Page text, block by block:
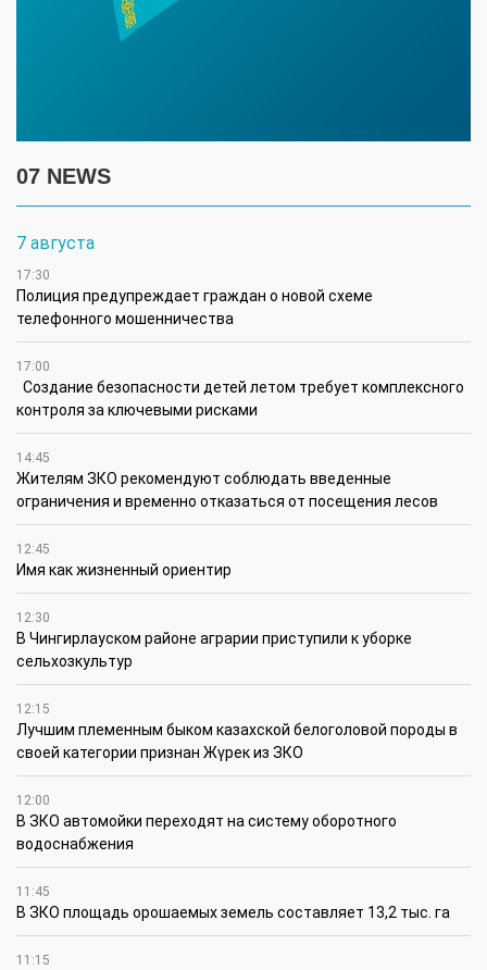
07 NEWS
7 августа
17:30
Полиция предупреждает граждан о новой схеме
телефонного мошенничества
17:00
Создание безопасности детей летом требует комплексного
контроля за ключевыми рисками
14:45
Жителям ЗКО рекомендуют соблюдать введенные
ограничения и временно отказаться от посещения лесов
12:45
Имя как жизненный ориентир
12:30
В Чингирлауском районе аграрии приступили к уборке
сельхозкультур
12:15
Лучшим племенным быком казахской белоголовой породы в
своей категории признан Жүрек из ЗКО
12:00
В ЗКО автомойки переходят на систему оборотного
водоснабжения
11:45
В ЗКО площадь орошаемых земель составляет 13,2 тыс. га
11:15